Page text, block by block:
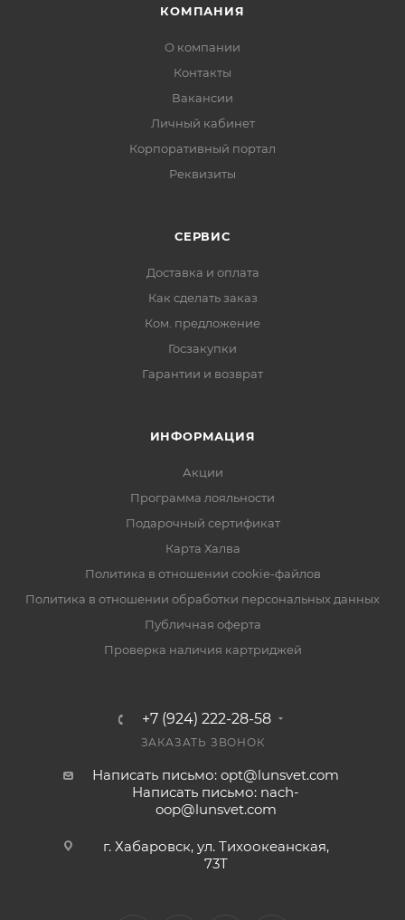
КОМПАНИЯ
О компании
Контакты
Вакансии
Личный кабинет
Корпоративный портал
Реквизиты
СЕРВИС
Доставка и оплата
Как сделать заказ
Ком. предложение
Госзакупки
Гарантии и возврат
ИНФОРМАЦИЯ
Акции
Программа лояльности
Подарочный сертификат
Карта Халва
Политика в отношении cookie-файлов
Политика в отношении обработки персональных данных
Публичная оферта
Проверка наличия картриджей
+7 (924) 222-28-58
ЗАКАЗАТЬ ЗВОНОК
Написать письмо: opt@lunsvet.com
Написать письмо: nach-
oop@lunsvet.com
г. Хабаровск, ул. Тихоокеанская,
73Т